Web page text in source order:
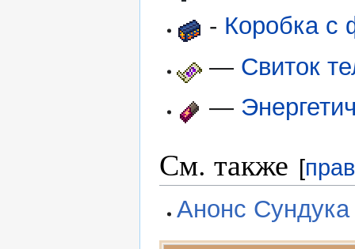
- Коробка с
— Свиток
—
См. также [
Анонс